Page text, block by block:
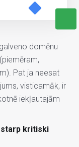
domēnu
Pat ja neesat
visticamāk, ir
iekļautajām
kritiski